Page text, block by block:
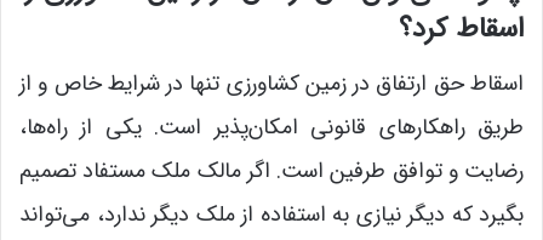
اسقاط کرد؟
اسقاط حق ارتفاق در زمین کشاورزی تنها در شرایط خاص و از
طریق راهکارهای قانونی امکان‌پذیر است. یکی از راه‌ها،
رضایت و توافق طرفین است. اگر مالک ملک مستفاد تصمیم
بگیرد که دیگر نیازی به استفاده از ملک دیگر ندارد، می‌تواند